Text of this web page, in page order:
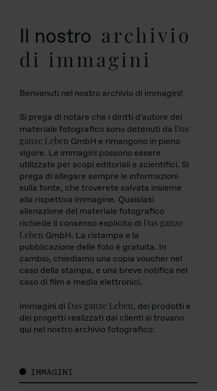
Il nostro archivio
di immagini
Benvenuti nel nostro archivio di immagini!
Si prega di notare che i diritti d'autore del
materiale fotografico sono detenuti da Das
ganze Leben GmbH e rimangono in pieno
vigore. Le immagini possono essere
utilizzate per scopi editoriali e scientifici. Si
prega di allegare sempre le informazioni
sulla fonte, che troverete salvata insieme
alla rispettiva immagine. Qualsiasi
alienazione del materiale fotografico
richiede il consenso esplicito di Das ganze
Leben GmbH. La ristampa e la
pubblicazione delle foto è gratuita. In
cambio, chiediamo una copia voucher nel
caso della stampa, e una breve notifica nel
caso di film e media elettronici.
Immagini di Das ganze Leben, dei prodotti e
dei progetti realizzati dai clienti si trovano
qui nel nostro archivio fotografico:
IMMAGINI